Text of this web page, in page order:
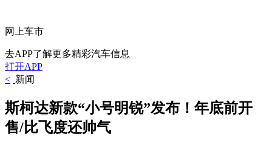
网上车市
去APP了解更多精彩汽车信息
打开APP
< 新闻
斯柯达新款“小号明锐”发布！年底前开
售/比飞度还帅气